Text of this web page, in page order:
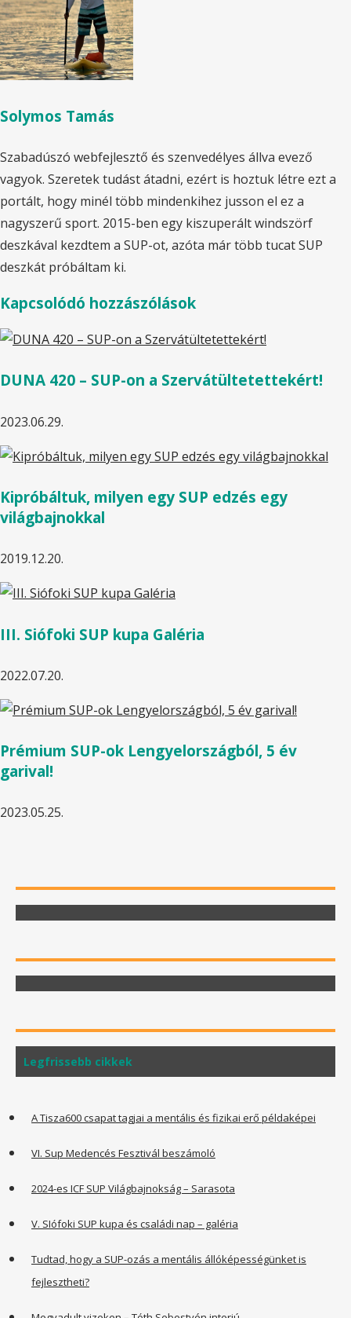
Solymos Tamás
Szabadúszó webfejlesztő és szenvedélyes állva evező
vagyok. Szeretek tudást átadni, ezért is hoztuk létre ezt a
portált, hogy minél több mindenkihez jusson el ez a
nagyszerű sport. 2015-ben egy kiszuperált windszörf
deszkával kezdtem a SUP-ot, azóta már több tucat SUP
deszkát próbáltam ki.
Kapcsolódó hozzászólások
DUNA 420 – SUP-on a Szervátültetettekért!
2023.06.29.
Kipróbáltuk, milyen egy SUP edzés egy
világbajnokkal
2019.12.20.
III. Siófoki SUP kupa Galéria
2022.07.20.
Prémium SUP-ok Lengyelországból, 5 év
garival!
2023.05.25.
Legfrissebb cikkek
A Tisza600 csapat tagjai a mentális és fizikai erő példaképei
VI. Sup Medencés Fesztivál beszámoló
2024-es ICF SUP Világbajnokság – Sarasota
V. SIófoki SUP kupa és családi nap – galéria
Tudtad, hogy a SUP-ozás a mentális állóképességünket is
fejlesztheti?